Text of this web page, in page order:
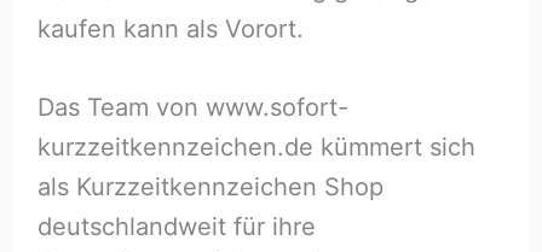
kaufen kann als Vorort.
Das Team von www.sofort-
kurzzeitkennzeichen.de kümmert sich
als Kurzzeitkennzeichen Shop
deutschlandweit für ihre